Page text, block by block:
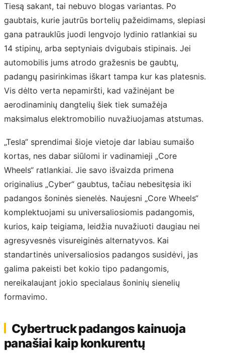
Tiesą sakant, tai nebuvo blogas variantas. Po
gaubtais, kurie jautrūs bortelių pažeidimams, slepiasi
gana patrauklūs juodi lengvojo lydinio ratlankiai su
14 stipinų, arba septyniais dvigubais stipinais. Jei
automobilis jums atrodo gražesnis be gaubtų,
padangų pasirinkimas iškart tampa kur kas platesnis.
Vis dėlto verta nepamiršti, kad važinėjant be
aerodinaminių dangtelių šiek tiek sumažėja
maksimalus elektromobilio nuvažiuojamas atstumas.
„Tesla“ sprendimai šioje vietoje dar labiau sumaišo
kortas, nes dabar siūlomi ir vadinamieji „Core
Wheels“ ratlankiai. Jie savo išvaizda primena
originalius „Cyber“ gaubtus, tačiau nebesitęsia iki
padangos šoninės sienelės. Naujesni „Core Wheels“
komplektuojami su universaliosiomis padangomis,
kurios, kaip teigiama, leidžia nuvažiuoti daugiau nei
agresyvesnės visureiginės alternatyvos. Kai
standartinės universaliosios padangos susidėvi, jas
galima pakeisti bet kokio tipo padangomis,
nereikalaujant jokio specialaus šoninių sienelių
formavimo.
Cybertruck padangos kainuoja
panašiai kaip konkurentų